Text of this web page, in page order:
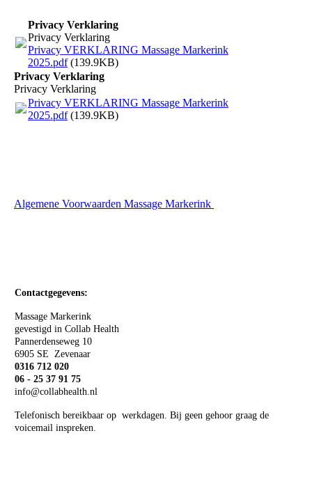
Privacy Verklaring
Privacy Verklaring
Privacy VERKLARING Massage Markerink
2025.pdf(139.9KB)
Privacy Verklaring
Privacy Verklaring
Privacy VERKLARING Massage Markerink
2025.pdf(139.9KB)
Algemene Voorwaarden Massage Markerink
Contactgegevens:
Massage Markerink
gevestigd in Collab Health
Pannerdenseweg 10
6905 SE Zevenaar
0316 712 020
06 - 25 37 91 75
info@collabhealth.nl
Telefonisch bereikbaar op werkdagen. Bij geen gehoor graag de
voicemail inspreken.